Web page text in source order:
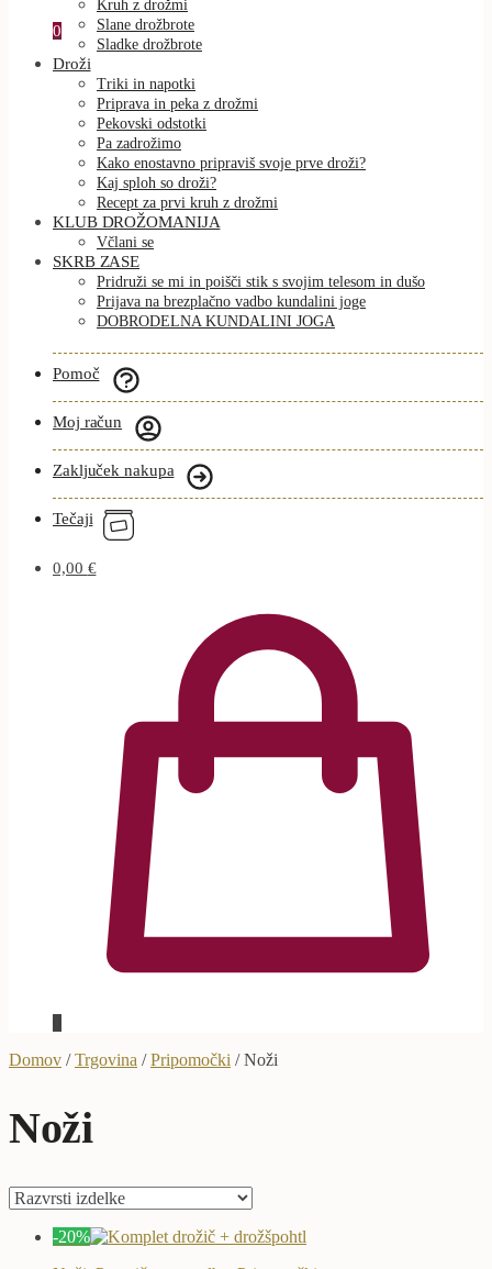
0
Kruh z drožmi
Slane drožbrote
Sladke drožbrote
Droži
Triki in napotki
Priprava in peka z drožmi
Pekovski odstotki
Pa zadrožimo
Kako enostavno pripraviš svoje prve droži?
Kaj sploh so droži?
Recept za prvi kruh z drožmi
KLUB DROŽOMANIJA
Včlani se
SKRB ZASE
Pridruži se mi in poišči stik s svojim telesom in dušo
Prijava na brezplačno vadbo kundalini joge
DOBRODELNA KUNDALINI JOGA
Pomoč
Moj račun
Zaključek nakupa
Tečaji
0,00 €
Domov /Trgovina /Pripomočki /Noži
Noži
-20%